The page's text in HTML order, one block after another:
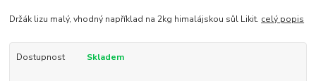
Držák lizu malý, vhodný například na 2kg himalájskou sůl Likit. celý popis
Dostupnost Skladem